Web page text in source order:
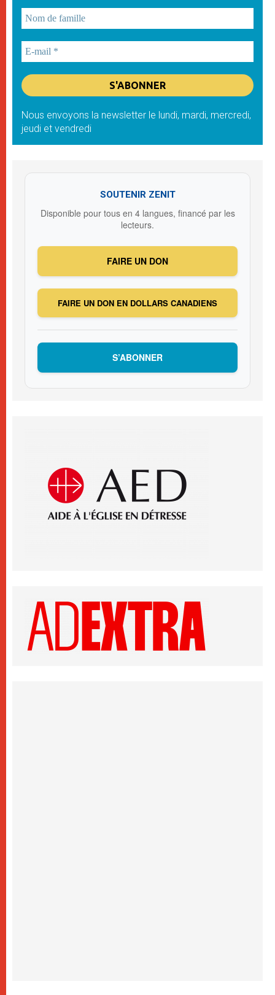
Nous envoyons la newsletter le lundi, mardi, mercredi,
jeudi et vendredi
SOUTENIR ZENIT
Disponible pour tous en 4 langues, financé par les
lecteurs.
FAIRE UN DON
FAIRE UN DON EN DOLLARS CANADIENS
S’ABONNER